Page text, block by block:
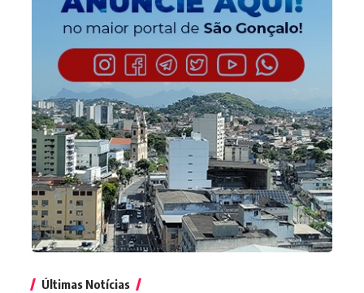
Últimas Notícias